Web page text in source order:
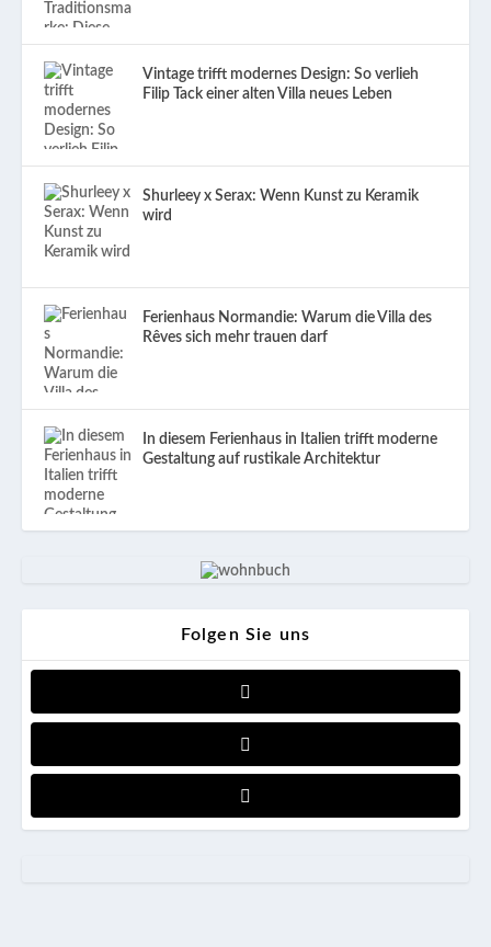
Vintage trifft modernes Design: So verlieh
Filip Tack einer alten Villa neues Leben
Shurleey x Serax: Wenn Kunst zu Keramik
wird
Ferienhaus Normandie: Warum die Villa des
Rêves sich mehr trauen darf
In diesem Ferienhaus in Italien trifft moderne
Gestaltung auf rustikale Architektur
Folgen Sie uns